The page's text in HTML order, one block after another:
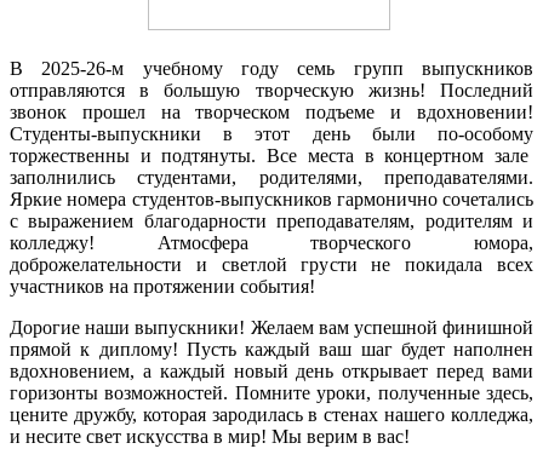
В 2025-26-м учебному году семь групп выпускников
отправляются в большую творческую жизнь! Последний
звонок прошел на творческом подъеме и вдохновении!
Студенты-выпускники в этот день были по-особому
торжественны и подтянуты. Все места в концертном зале
заполнились студентами, родителями, преподавателями.
Яркие номера студентов-выпускников гармонично сочетались
с выражением благодарности преподавателям, родителям и
колледжу! Атмосфера творческого юмора,
доброжелательности и светлой грусти не покидала всех
участников на протяжении события!
Дорогие наши выпускники! Желаем вам успешной финишной
прямой к диплому! Пусть каждый ваш шаг будет наполнен
вдохновением, а каждый новый день открывает перед вами
горизонты возможностей. Помните уроки, полученные здесь,
цените дружбу, которая зародилась в стенах нашего колледжа,
и несите свет искусства в мир! Мы верим в вас!